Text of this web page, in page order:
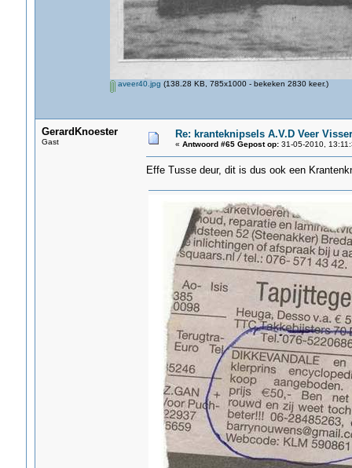
aveer40.jpg (138.28 KB, 785x1000 - bekeken 2830 keer.)
GerardKnoester
Gast
Re: kranteknipsels A.V.D Veer
« Antwoord #65 Gepost op:31-05-2010,
Effe Tusse deur, dit is dus ook een